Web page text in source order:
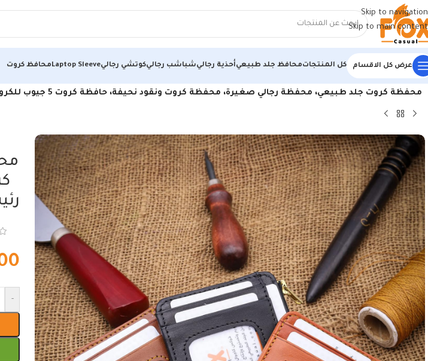
Skip to navigation
Skip to main content
عرض كل الاقسام كل المنتجاتمحافظ جلد طبيعيأحذية رجاليشباشب رجاليكوتشي رجاليLaptop Sleeveمحافظ كروت
الرئيسية/منتجات جلد طبيعي
محفظة كروت جلد طبيعي، محفظة رجالي صغيرة، محفظة كروت ونقود نحيفة، حافظة كروت 5 جيوب للكروت وجيب رئيسي مزود بسوستة للنقود الورقية والمعدنية، محفظة…
-